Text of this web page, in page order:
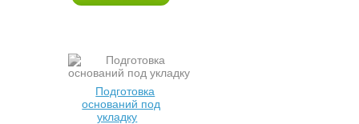
Подготовка
оснований под
укладку